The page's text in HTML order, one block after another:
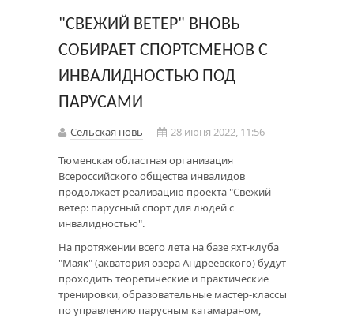
"СВЕЖИЙ ВЕТЕР" ВНОВЬ
СОБИРАЕТ СПОРТСМЕНОВ С
ИНВАЛИДНОСТЬЮ ПОД
ПАРУСАМИ
Сельская новь
28 июня 2022, 11:56
Тюменская областная организация
Всероссийского общества инвалидов
продолжает реализацию проекта "Свежий
ветер: парусный спорт для людей с
инвалидностью".
На протяжении всего лета на базе яхт-клуба
"Маяк" (акватория озера Андреевского) будут
проходить теоретические и практические
тренировки, образовательные мастер-классы
по управлению парусным катамараном,